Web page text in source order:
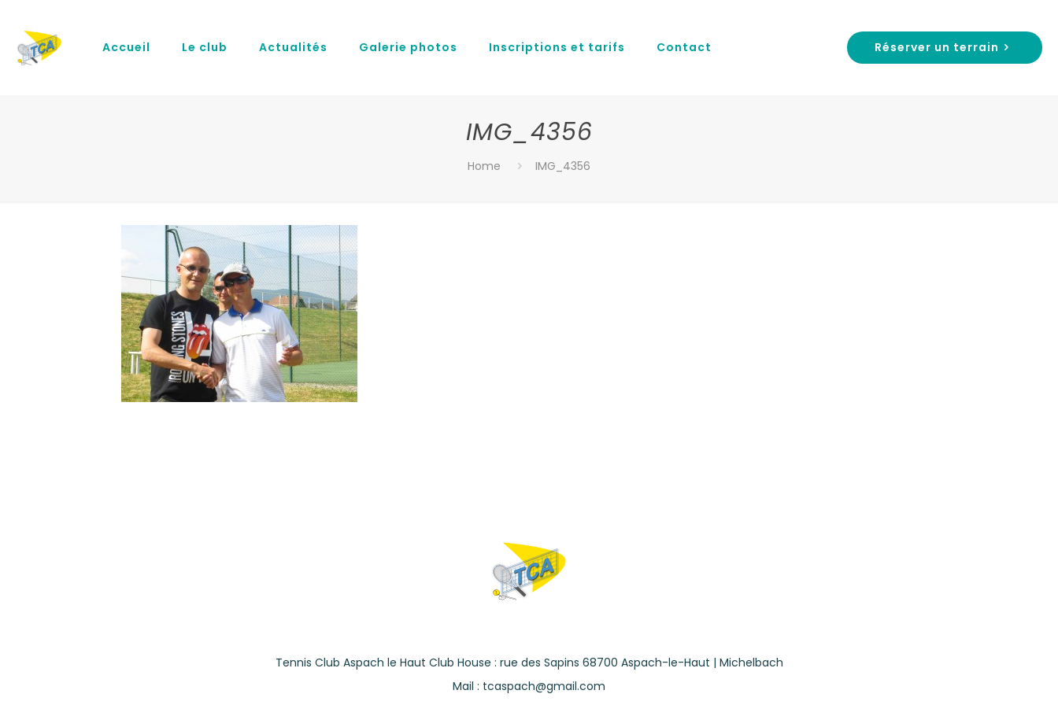
Accueil Le club Actualités Galerie photos Inscriptions et tarifs Contact Réserver un terrain
IMG_4356
Home IMG_4356
Tennis Club Aspach le Haut Club House : rue des Sapins 68700 Aspach-le-Haut | Michelbach
Mail : tcaspach@gmail.com